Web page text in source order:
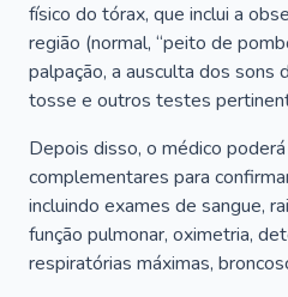
físico do tórax, que inclui a
região (normal, “peito de
palpação, a ausculta dos sons
tosse e outros testes
Depois disso, o médico
complementares para
incluindo exames de sangue,
função pulmonar, oximetria,
respiratórias máximas,